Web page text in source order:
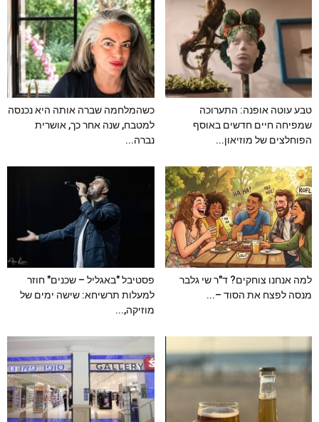
טבע עוטה אופנה: התערוכה
שמפיחה חיים חדשים באוסף
הפוחלצים של מוזיאון...
כשהמלחמה שברה אותה היא נכנסה
למטבח, שנה אחר כך, אושרית
נברה...
למה אנחנו צוחקים? ד"ר שי גלבר
מנסה לפצח את הסוד –...
פסטיבל "באגליל – שכנים" חוזר
למעלות תרשיחא: שישה ימים של
מוזיקה,...